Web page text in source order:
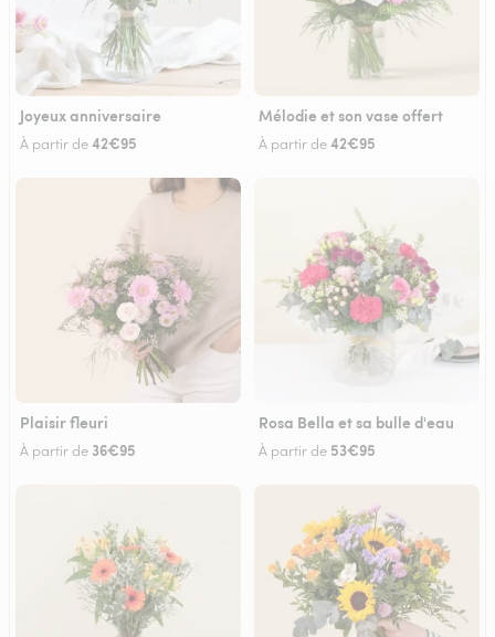
Joyeux anniversaire
À partir de42€95
Mélodie et son vase offert
À partir de42€95
Plaisir fleuri
À partir de 36€95
Rosa Bella et sa bulle d'eau
À partir de 53€95